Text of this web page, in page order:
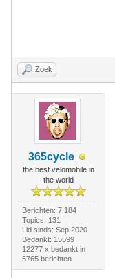
Zoek
365cycle
the best velomobile in
the world
Berichten: 7.184
Topics: 131
Lid sinds: Sep 2020
Bedankt: 15599
12277 x bedankt in
5765 berichten